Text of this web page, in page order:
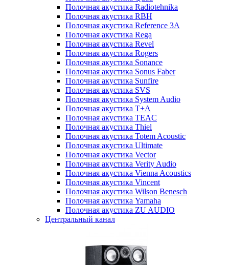
Полочная акустика Radiotehnika
Полочная акустика RBH
Полочная акустика Reference 3A
Полочная акустика Rega
Полочная акустика Revel
Полочная акустика Rogers
Полочная акустика Sonance
Полочная акустика Sonus Faber
Полочная акустика Sunfire
Полочная акустика SVS
Полочная акустика System Audio
Полочная акустика T+A
Полочная акустика TEAC
Полочная акустика Thiel
Полочная акустика Totem Acoustic
Полочная акустика Ultimate
Полочная акустика Vector
Полочная акустика Verity Audio
Полочная акустика Vienna Acoustics
Полочная акустика Vincent
Полочная акустика Wilson Benesch
Полочная акустика Yamaha
Полочная акустика ZU AUDIO
Центральный канал